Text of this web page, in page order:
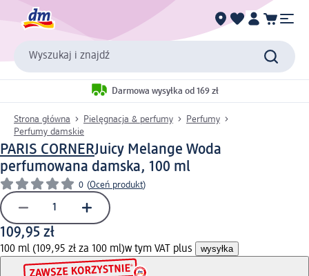
Wyszukaj i znajdź
Darmowa wysyłka od 169 zł
Strona główna Pielęgnacja & perfumy
Perfumy
Perfumy damskie
PARIS CORNERJuicy Melange Woda
perfumowana damska, 100 ml
0 (Oceń produkt)
109,95 zł
100 ml (109,95 zł za 100 ml)w tym VAT plus wysyłka